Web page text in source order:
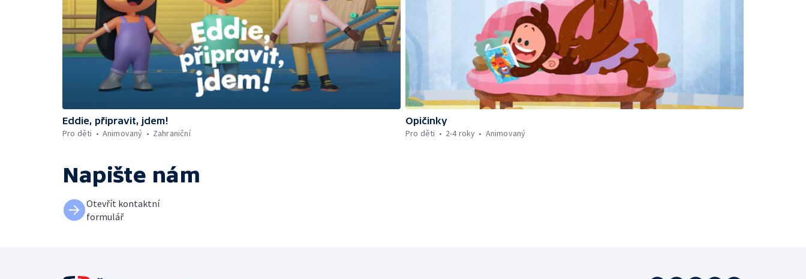
Eddie, připravit, jdem!
Pro děti
Animovaný Zahraniční
Opičinky
Pro děti
2-4 roky Animovaný
Napište nám
Otevřít kontaktní
formulář